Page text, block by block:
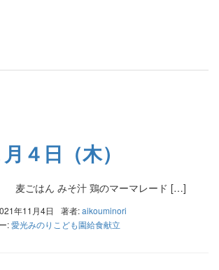
４日（木）
ん みそ汁 鶏のマーマレード […]
年11月4日 著者:aikouminori
:愛光みのりこども園給食献立